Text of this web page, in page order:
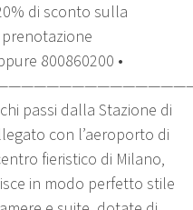
di sconto sulla
800860200 •
passi dalla Stazione di
con l’aeroporto di
fieristico di Milano,
in modo perfetto stile